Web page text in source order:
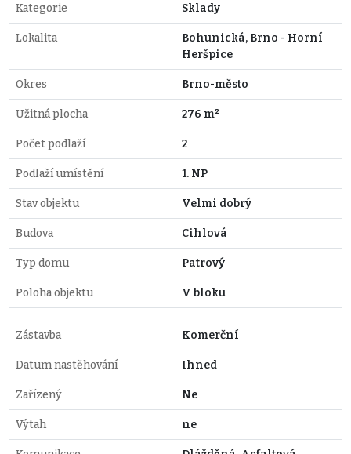
Kategorie Sklady
Lokalita
Bohunická, Brno - Horní
Heršpice
Okres Brno-město
Užitná plocha 276 m²
Počet podlaží 2
Podlaží umístění 1. NP
Stav objektu Velmi dobrý
Budova Cihlová
Typ domu Patrový
Poloha objektu V bloku
Zástavba Komerční
Datum nastěhování Ihned
Zařízený Ne
Výtah ne